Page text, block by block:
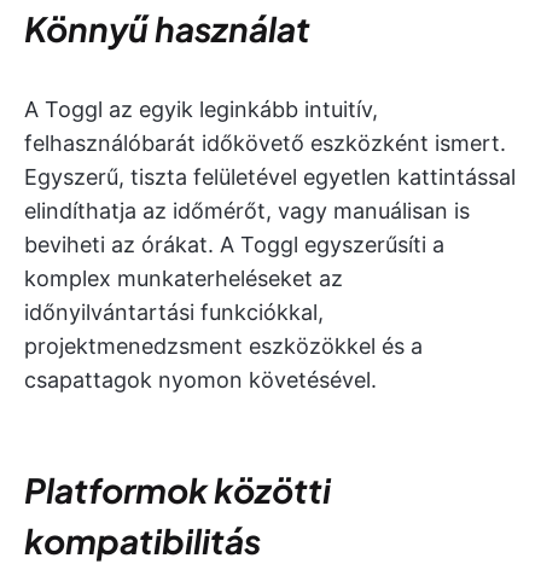
Könnyű használat
A Toggl az egyik leginkább intuitív,
felhasználóbarát időkövető eszközként ismert.
Egyszerű, tiszta felületével egyetlen kattintással
elindíthatja az időmérőt, vagy manuálisan is
beviheti az órákat. A Toggl egyszerűsíti a
komplex munkaterheléseket az
időnyilvántartási funkciókkal,
projektmenedzsment eszközökkel és a
csapattagok nyomon követésével.
Platformok közötti
kompatibilitás